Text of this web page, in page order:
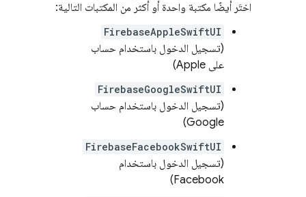
اختَر أيضًا مكتبة واحدة أو أكثر من المكتبات التالية:
FirebaseAppleSwiftUI
(تسجيل الدخول باستخدام حساب
على Apple)
FirebaseGoogleSwiftUI
(تسجيل الدخول باستخدام حساب
Google)
FirebaseFacebookSwiftUI
(تسجيل الدخول باستخدام
Facebook)